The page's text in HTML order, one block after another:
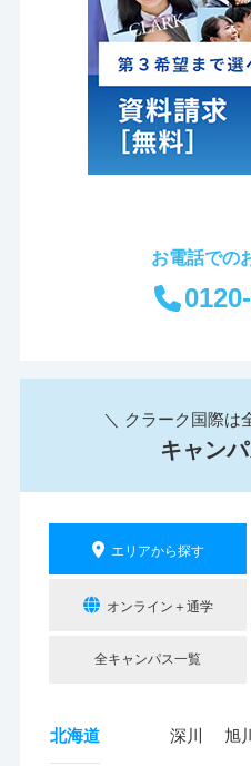
お電話での
＼ クラーク国際は
キャン
エリアから探す
オンライン＋通学
全キャンパス一覧
北海道 深川 旭川